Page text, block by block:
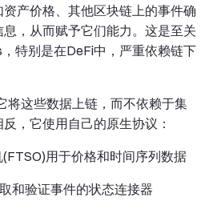
产价格、其他区块链上的事件确
，从而赋予它们能力。这是至关
特别是在DeFi中，严重依赖链下
将这些数据上链，而不依赖于集
，它使用自己的原生协议：
用于价格和时间序列数据
和验证事件的状态连接器